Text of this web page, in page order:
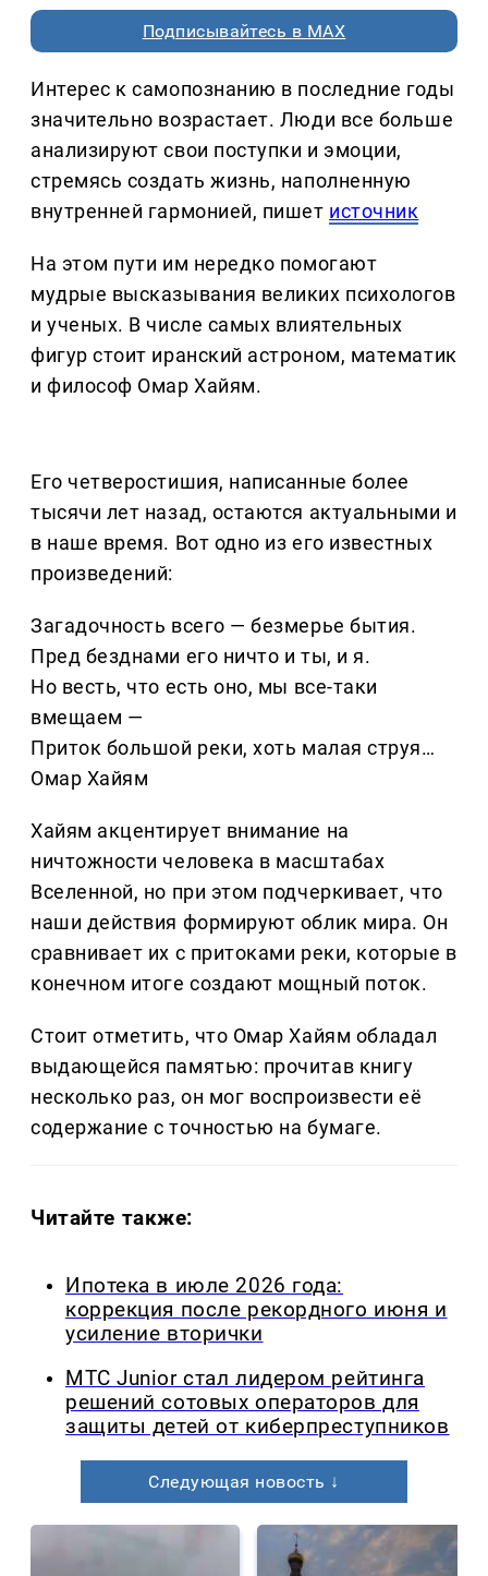
Подписывайтесь в MAX
Интерес к самопознанию в последние годы
значительно возрастает. Люди все больше
анализируют свои поступки и эмоции,
стремясь создать жизнь, наполненную
внутренней гармонией, пишет источник
На этом пути им нередко помогают
мудрые высказывания великих психологов
и ученых. В числе самых влиятельных
фигур стоит иранский астроном, математик
и философ Омар Хайям.
Его четверостишия, написанные более
тысячи лет назад, остаются актуальными и
в наше время. Вот одно из его известных
произведений:
Загадочность всего — безмерье бытия.
Пред безднами его ничто и ты, и я.
Но весть, что есть оно, мы все-таки
вмещаем —
Приток большой реки, хоть малая струя…
Омар Хайям
Хайям акцентирует внимание на
ничтожности человека в масштабах
Вселенной, но при этом подчеркивает, что
наши действия формируют облик мира. Он
сравнивает их с притоками реки, которые в
конечном итоге создают мощный поток.
Стоит отметить, что Омар Хайям обладал
выдающейся памятью: прочитав книгу
несколько раз, он мог воспроизвести её
содержание с точностью на бумаге.
Читайте также:
Ипотека в июле 2026 года:
коррекция после рекордного июня и
усиление вторички
МТС Junior стал лидером рейтинга
решений сотовых операторов для
защиты детей от киберпреступников
Следующая новость ↓